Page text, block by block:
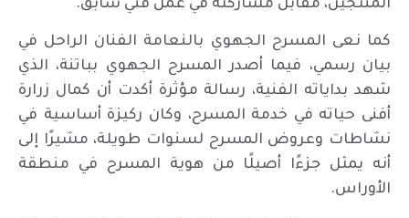
المنتجين، مقابل مشاركته في عمل فني سابق.
كما نعى المسرح الجهوي بالنعامة الفنان الراحل في
بيان رسمي، فيما أصدر المسرح الجهوي بباتنة، الذي
شهد بداياته الفنية، رسالة مؤثرة أكدت أن كمال زرارة
أفنى حياته في خدمة المسرح، وكان ركيزة أساسية في
نشاطات وعروض المسرح لسنوات طويلة، مشيرًا إلى
أنه يمثل جزءًا أصيلًا من هوية المسرح في منطقة
الأوراس.